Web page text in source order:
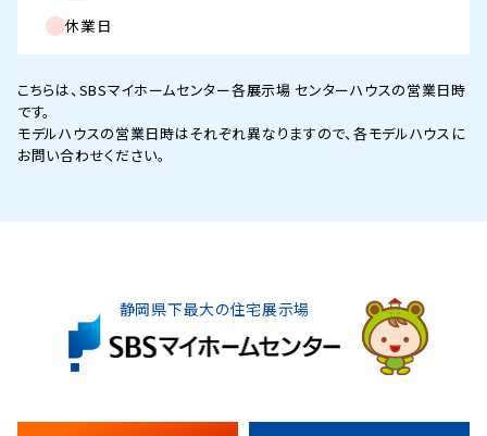
休業日
こちらは、SBSマイホームセンター各展示場 センターハウスの営業日時
です。
モデルハウスの営業日時はそれぞれ異なりますので、各モデルハウスに
お問い合わせください。
静岡県下最大の住宅展示場